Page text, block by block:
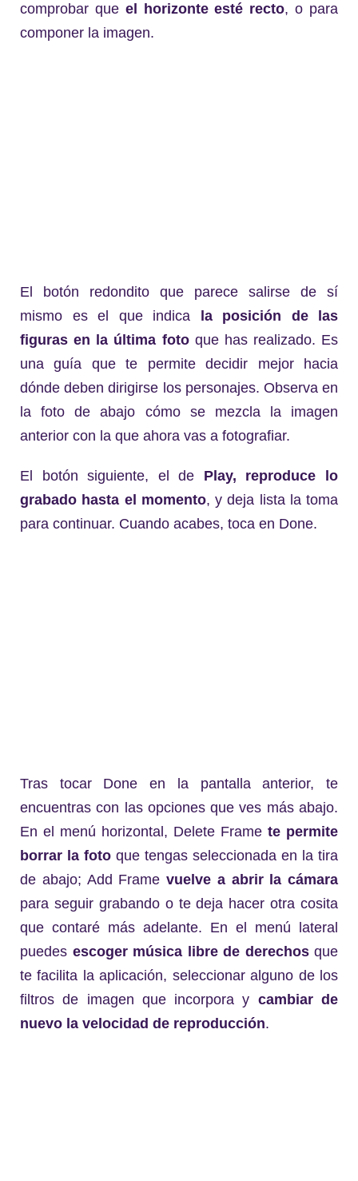
comprobar que el horizonte esté recto, o para
componer la imagen.
El botón redondito que parece salirse de sí
mismo es el que indica
la posición de las
figuras en la última fotoque has realizado. Es
una guía que te permite decidir mejor hacia
dónde deben dirigirse los personajes. Observa en
la foto de abajo cómo se mezcla la imagen
anterior con la que ahora vas a fotografiar.
El botón siguiente, el de Play, reproduce lo
grabado hasta el momento, y deja lista la toma
para continuar. Cuando acabes, toca en Done.
Tras tocar Done en la pantalla anterior, te
encuentras con las opciones que ves más abajo.
En el menú horizontal, Delete Frame te permite
borrar la foto que tengas seleccionada en la tira
de abajo; Add Frame vuelve a abrir la cámara
para seguir grabando o te deja hacer otra cosita
que contaré más adelante. En el menú lateral
puedes escoger música libre de derechosque
te facilita la aplicación, seleccionar alguno de los
filtros de imagen que incorpora y cambiar de
nuevo la velocidad de reproducción.